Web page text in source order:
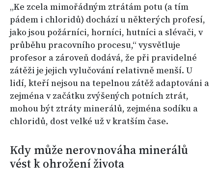
„Ke zcela mimořádným ztrátám potu (a tím
pádem i chloridů) dochází u některých profesí,
jako jsou požárníci, horníci, hutníci a slévači, v
průběhu pracovního procesu,“ vysvětluje
profesor a zároveň dodává, že při pravidelné
zátěži je jejich vylučování relativně menší. U
lidí, kteří nejsou na tepelnou zátěž adaptováni a
zejména v začátku zvýšených potních ztrát,
mohou být ztráty minerálů, zejména sodíku a
chloridů, dost velké už v kratším čase.
Kdy může nerovnováha minerálů
vést k ohrožení života